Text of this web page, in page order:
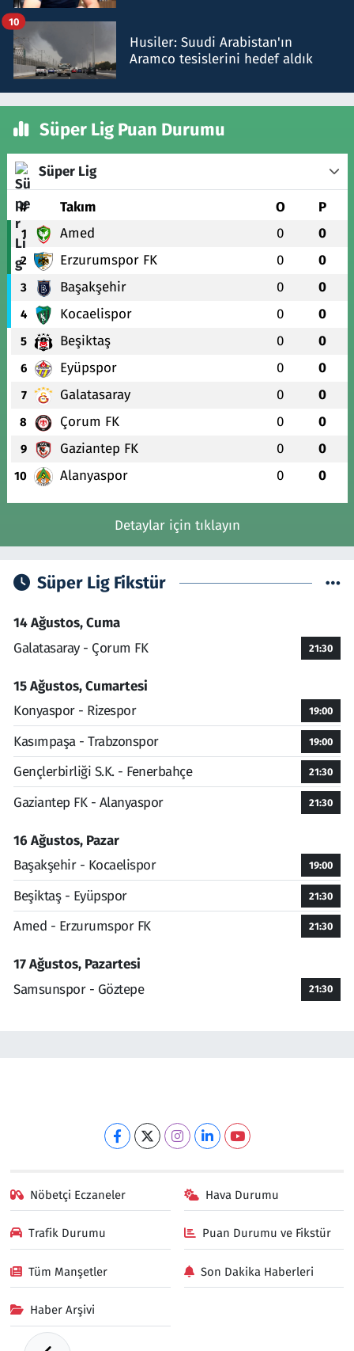
Husiler: Suudi Arabistan'ın
Aramco tesislerini hedef aldık
10
Süper Lig Puan Durumu
Süper Lig
# Takım O P
1 Amed 0 0
2 Erzurumspor FK 0 0
3 Başakşehir 0 0
4 Kocaelispor 0 0
5 Beşiktaş 0 0
6 Eyüpspor 0 0
7 Galatasaray 0 0
8 Çorum FK 0 0
9 Gaziantep FK 0 0
10 Alanyaspor 0 0
Detaylar için tıklayın
Süper Lig Fikstür
14 Ağustos, Cuma
Galatasaray - Çorum FK
21:30
15 Ağustos, Cumartesi
Konyaspor - Rizespor
19:00
Kasımpaşa - Trabzonspor 19:00
Gençlerbirliği S.K. - Fenerbahçe 21:30
Gaziantep FK - Alanyaspor 21:30
16 Ağustos, Pazar
Başakşehir - Kocaelispor
19:00
Beşiktaş - Eyüpspor 21:30
Amed - Erzurumspor FK 21:30
17 Ağustos, Pazartesi
Samsunspor - Göztepe
21:30
Nöbetçi Eczaneler Hava Durumu
Trafik Durumu Puan Durumu ve Fikstür
Tüm Manşetler Son Dakika Haberleri
Haber Arşivi